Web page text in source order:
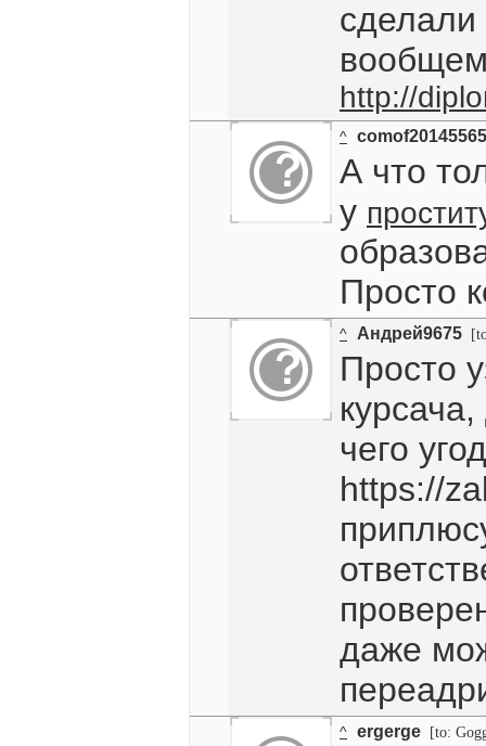
сделали
http://
^
А что
у
Просто
^ Андрей9675
Просто
чего
https://
даже
^ ergerge [to: